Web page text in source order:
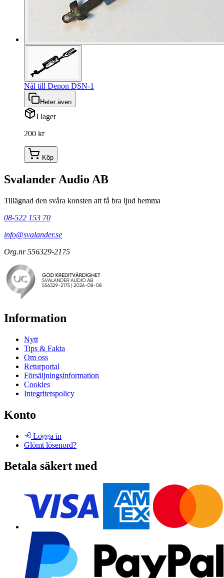
Nål till Denon DSN-1
Heter även
I lager
200 kr
Köp
Svalander Audio AB
Tillägnad den svåra konsten att få bra ljud hemma
08-522 153 70
info@svalander.se
Org.nr 556329-2175
Information
Nytt
Tips & Fakta
Om oss
Returportal
Försäljningsinformation
Cookies
Integritetspolicy
Konto
Logga in
Glömt lösenord?
Betala säkert med